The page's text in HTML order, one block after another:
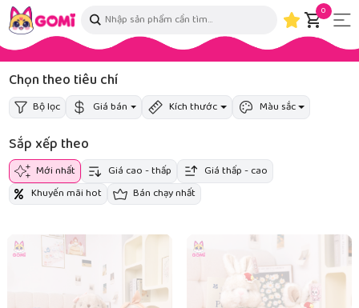
0
Chọn theo tiêu chí
Bộ lọc Giá bán Kích thước Màu sắc
Sắp xếp theo
Mới nhất Giá cao - thấp
Giá thấp - cao
Khuyến mãi hot
Bán chạy nhất